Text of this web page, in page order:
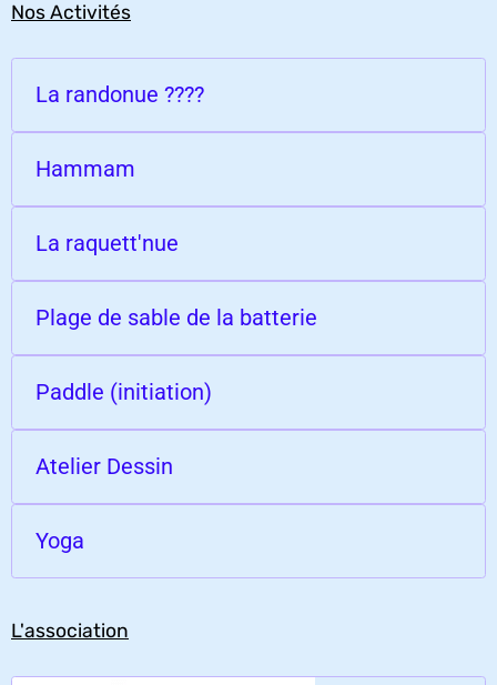
Nos Activités
La randonue ????
Hammam
La raquett'nue
Plage de sable de la batterie
Paddle (initiation)
Atelier Dessin
Yoga
L'association